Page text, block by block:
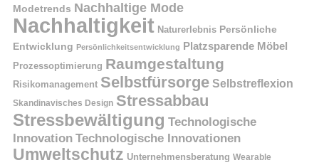
Modetrends Nachhaltige Mode
Nachhaltigkeit Naturerlebnis Persönliche
Entwicklung Persönlichkeitsentwicklung Platzsparende Möbel
Prozessoptimierung Raumgestaltung
Risikomanagement Selbstfürsorge Selbstreflexion
Skandinavisches Design Stressabbau
Stressbewältigung Technologische
Innovation Technologische Innovationen
Umweltschutz Unternehmensberatung Wearable